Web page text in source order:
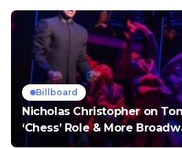
Billboard
Nicholas Christopher on
‘Chess’ Role & More